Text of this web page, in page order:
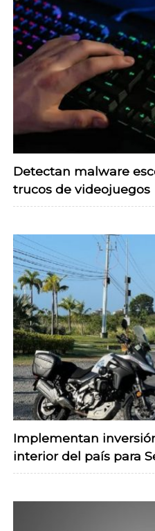
Detectan malware
trucos de videojuegos
Implementan
interior del país para